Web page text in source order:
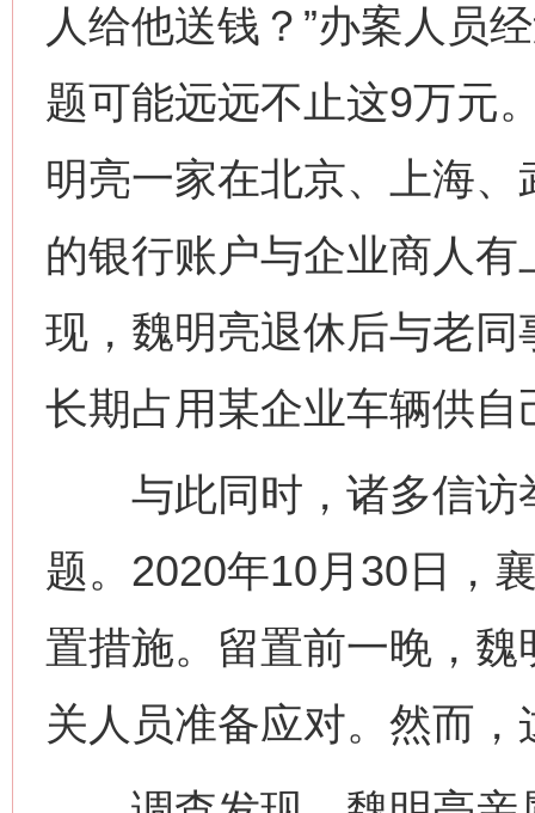
人给他送钱？”办案人员
题可能远远不止这9万元
明亮一家在北京、上海
的银行账户与企业商人
现，魏明亮退休后与老
长期占用某企业车辆供自
与此同时，诸多信访
题。2020年10月30日，
置措施。留置前一晚，
关人员准备应对。然而